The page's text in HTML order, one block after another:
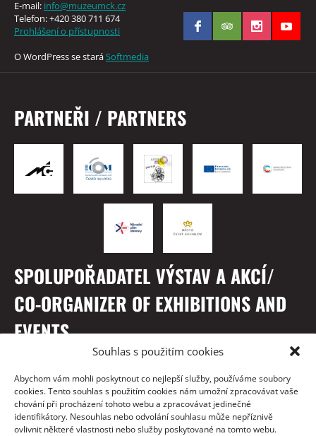
Souhlas s použitím cookies
Abychom vám mohli poskytnout co nejlepší služby, používáme soubory
cookies. Tento souhlas s použitím cookies nám umožní zpracovávat vaše
chování při procházení tohoto webu a zpracovávat jedinečné
identifikátory. Nesouhlas nebo odvolání souhlasu může nepříznivě
ovlivnit některé vlastnosti nebo služby poskytované na tomto webu.
E-mail: info@muzeumck.cz
Telefon: +420 380 711 674
Prohlášení o přístupnosti
O WordPress se staráSoftmedia
PARTNEŘI / PARTNERS
SPOLUPOŘADATEL VÝSTAV A AKCÍ/
CO-ORGANIZER OF EXHIBITIONS AND
EVENTS